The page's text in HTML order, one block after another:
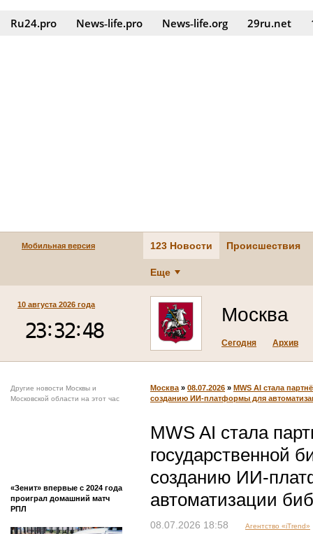
Ru24.pro News‑life.pro News‑life.org 29ru.net
Мобильная версия 123 Новости Происшествия
Еще
10 августа 2026 года Москва
Сегодня Архив
Другие новости Москвы и
Московской области на этот час
«Зенит» впервые с 2024 года
проиграл домашний матч
РПЛ
Москва » 08.07.2026 » MWS AI стала
созданию ИИ-платформы для
MWS AI стала
государственной
созданию ИИ-
автоматизации
08.07.2026 18:58 Агентство «iTrend»